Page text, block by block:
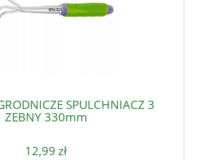
SPULCHNIACZ 3
ZĘBNY 330mm
12,99 zł